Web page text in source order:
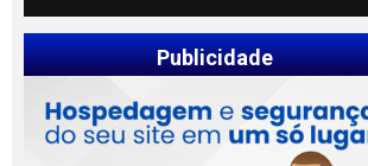
Publicidade